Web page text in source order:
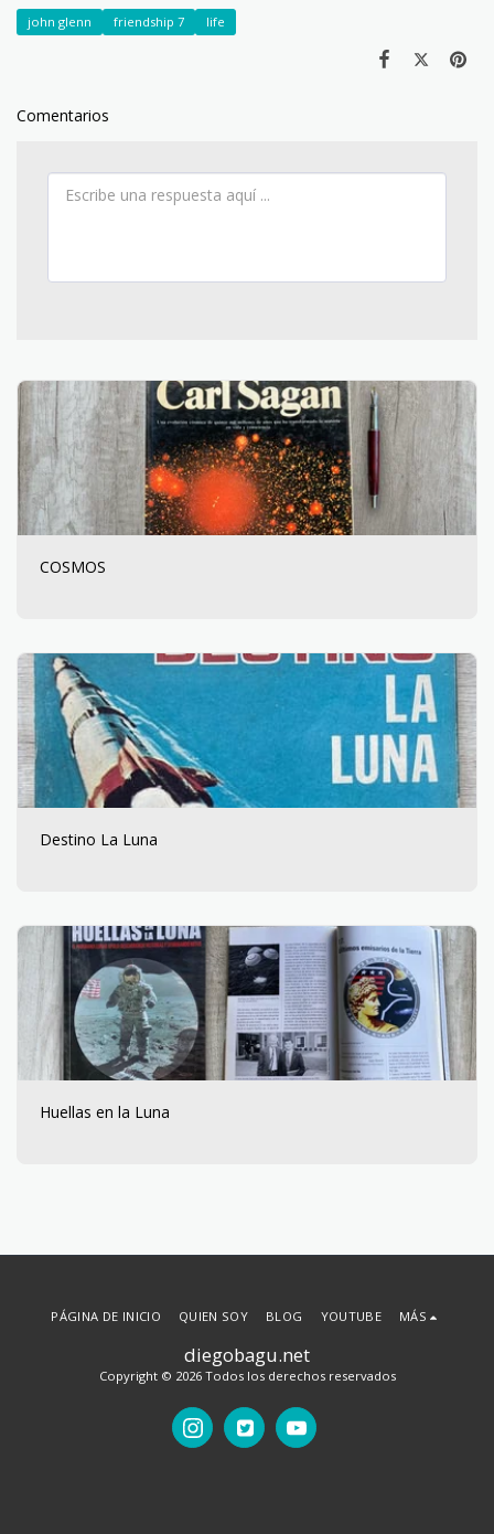
john glenn friendship 7 life
Comentarios
COSMOS
Destino La Luna
Huellas en la Luna
diegobagu.net
Copyright © 2026 Todos los derechos reservados
PÁGINA DE INICIO QUIEN SOY BLOG YOUTUBE MÁS